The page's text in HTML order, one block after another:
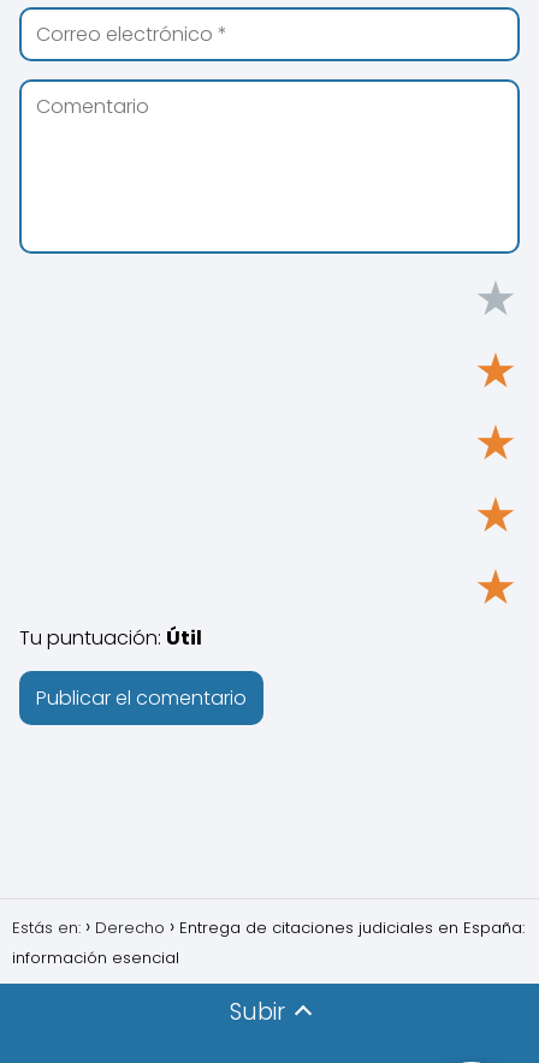
★
★
★
★
★
Tu puntuación: Útil
Estás en: Derecho
Entrega de citaciones judiciales en España:
información esencial
Subir